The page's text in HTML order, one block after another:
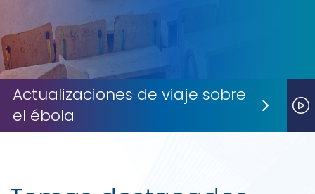
Actualizaciones de viaje sobre
el ébola
Next